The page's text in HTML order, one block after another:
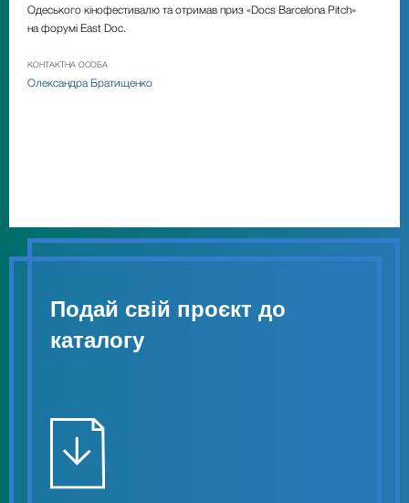
Одеського кінофестивалю та отримав приз «Docs Barcelona Pitch»
на форумі East Doc.
КОНТАКТНА ОСОБА
Олександра Братищенко
Подай свій проєкт до
каталогу